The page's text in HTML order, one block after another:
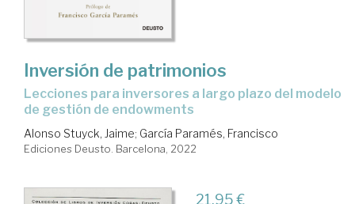
Inversión de patrimonios
lecciones para inversores a largo plazo del modelo
de gestión de endowments
Alonso Stuyck, Jaime; García Paramés, Francisco
Ediciones Deusto. Barcelona, 2022
21,95 €